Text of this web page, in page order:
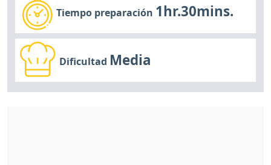
Tiempo preparación 1hr.30mins.
Dificultad Media